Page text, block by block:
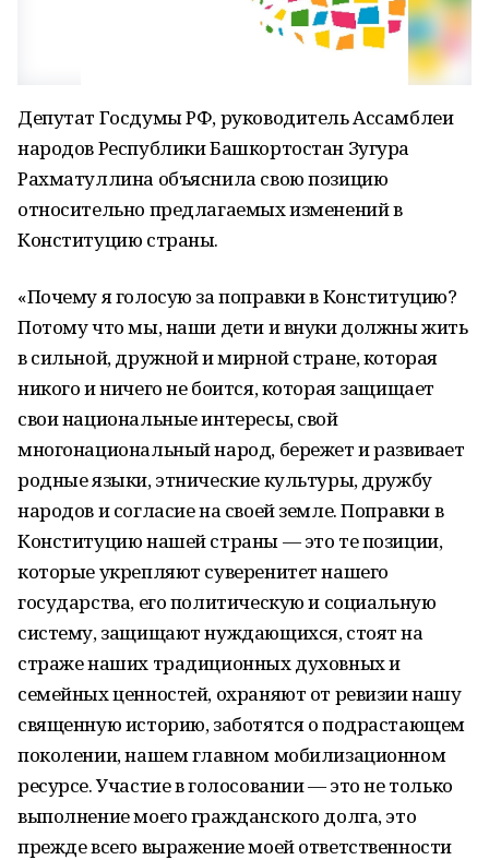
Депутат Госдумы РФ, руководитель Ассамблеи
народов Республики Башкортостан Зугура
Рахматуллина объяснила свою позицию
относительно предлагаемых изменений в
Конституцию страны.
«Почему я голосую за поправки в Конституцию?
Потому что мы, наши дети и внуки должны жить
в сильной, дружной и мирной стране, которая
никого и ничего не боится, которая защищает
свои национальные интересы, свой
многонациональный народ, бережет и развивает
родные языки, этнические культуры, дружбу
народов и согласие на своей земле. Поправки в
Конституцию нашей страны — это те позиции,
которые укрепляют суверенитет нашего
государства, его политическую и социальную
систему, защищают нуждающихся, стоят на
страже наших традиционных духовных и
семейных ценностей, охраняют от ревизии нашу
священную историю, заботятся о подрастающем
поколении, нашем главном мобилизационном
ресурсе. Участие в голосовании — это не только
выполнение моего гражданского долга, это
прежде всего выражение моей ответственности